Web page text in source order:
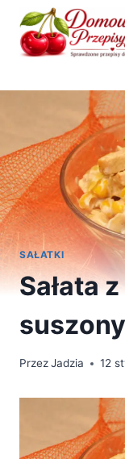
Przejdź
treści
SAŁATKI
Sałata
PrzezJadzia 12